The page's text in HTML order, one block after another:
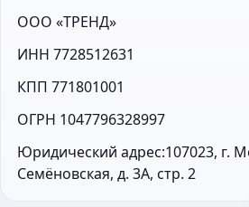
ООО «ТРЕНД»
ИНН 7728512631
КПП 771801001
ОГРН 1047796328997
Юридический адрес:107023, г.
Семёновская, д. 3А, стр. 2